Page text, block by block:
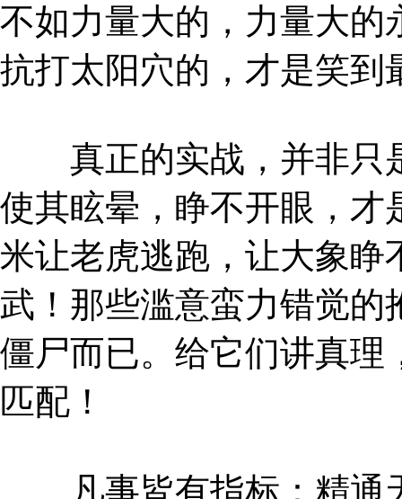
不如力量大的，力量大的
抗打太阳穴的，才是笑到
真正的实战，并非只
使其眩晕，睁不开眼，才
米让老虎逃跑，让大象睁
武！那些滥意蛮力错觉的
僵尸而已。给它们讲真理
匹配！
凡事皆有指标：精通